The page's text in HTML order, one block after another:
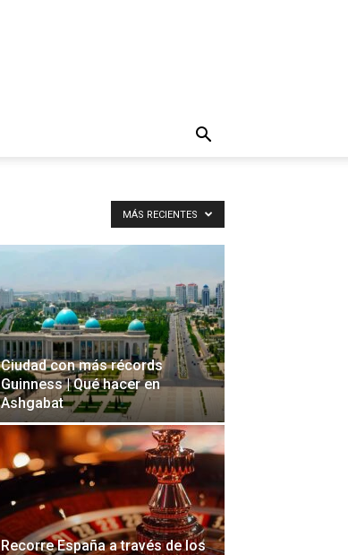
MÁS RECIENTES
Ciudad con más récords
Guinness | Qué hacer en
Ashgabat
Recorre España a través de los